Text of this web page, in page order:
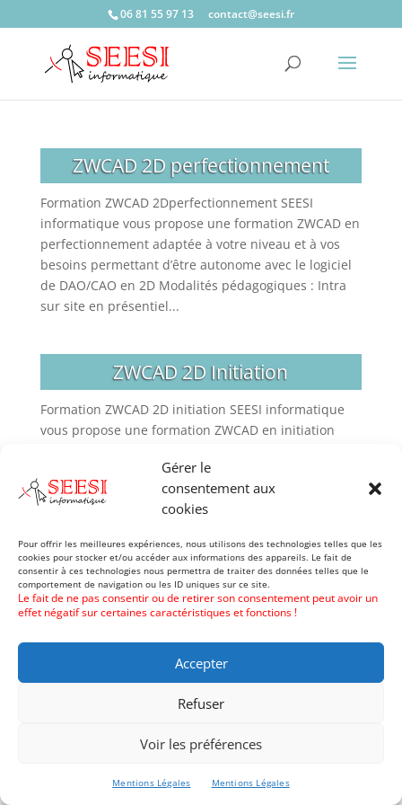
Gérer le
consentement aux
cookies
Pour offrir les meilleures expériences, nous utilisons des technologies telles que les
cookies pour stocker et/ou accéder aux informations des appareils. Le fait de
consentir à ces technologies nous permettra de traiter des données telles que le
comportement de navigation ou les ID uniques sur ce site.
Le fait de ne pas consentir ou de retirer son consentement peut avoir un
effet négatif sur certaines caractéristiques et fonctions !
Accepter
Refuser
Voir les préférences
Mentions Légales Mentions Légales
06 81 55 97 13 rf.is
ees@t
catno
c
ZWCAD 2D perfectionnement
Formation ZWCAD 2Dperfectionnement SEESI
informatique vous propose une formation ZWCAD en
perfectionnement adaptée à votre niveau et à vos
besoins permettant d’être autonome avec le logiciel
de DAO/CAO en 2D Modalités pédagogiques : Intra
sur site en présentiel...
ZWCAD 2D Initiation
Formation ZWCAD 2D initiation SEESI informatique
vous propose une formation ZWCAD en initiation
d’être autonome avec le logiciel de DAO/CAO en 2D
Modalités pédagogiques : Intra sur site en présentiel
Nos formations :
AutoCAD
Draftsight
GstarCAD
Intelliplus
Solidworks
SEESI-INFORMATIQUE
Tous droits réservés © 2026
Mentions Légales | CGV | Politique de confidentialité
H. Guillaumont